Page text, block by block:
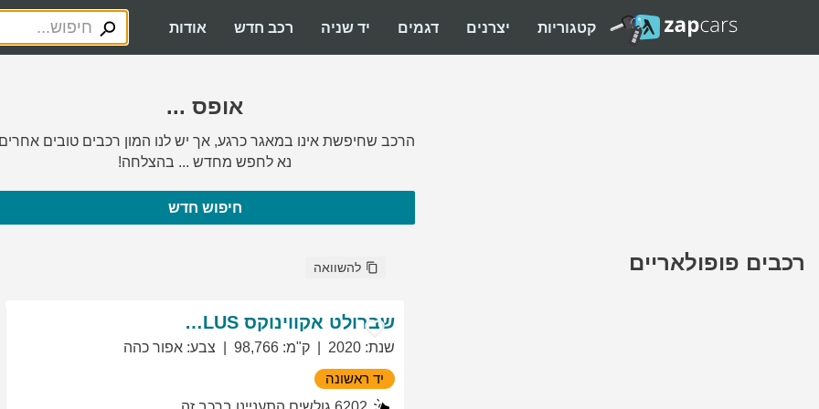
קטגוריות יצרנים דגמים יד שניה רכב חדש אודות
אופס ...
הרכב שחיפשת אינו במאגר כרגע, אך יש לנו המון רכבים טובים
נא לחפש מחדש ... בהצלחה!
חיפוש חדש
רכבים פופולאריים להשוואה
שברולט אקווינוקס LT PLUS
שנת:
2020 ק"מ:
98,766 צבע: אפור כהה
יד ראשונה